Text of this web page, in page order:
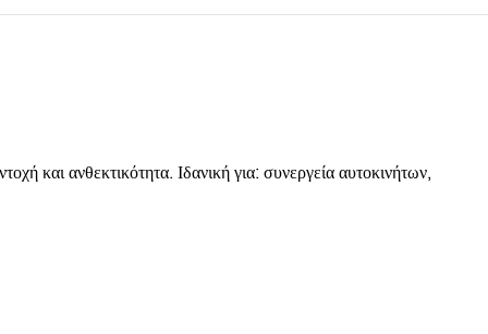
και ανθεκτικότητα. Ιδανική για: συνεργεία αυτοκινήτων,